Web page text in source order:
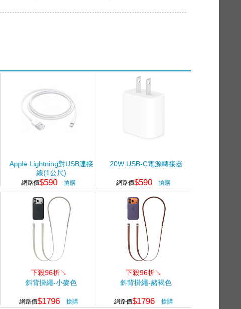
Apple Lightning對USB連接
線(1公尺)
網路價$590 搶購
20W USB-C電源轉接器
網路價$590 搶購
下殺96折↘
斜背掛繩-小麥色
網路價$1796 搶購
下殺96折↘
斜背掛繩-赭褐色
網路價$1796 搶購